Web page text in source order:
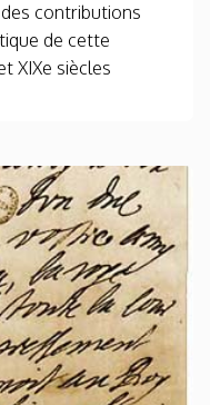
contributions
de cette
XIXe siècles